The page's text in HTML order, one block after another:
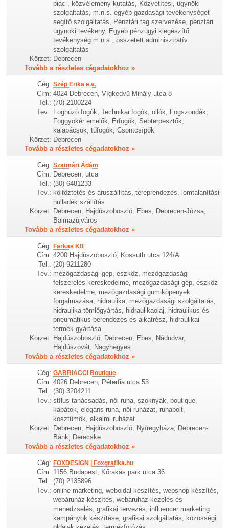
piac-, közvélemény-kutatás, Közvetítési, ügynöki
szolgáltatás, m.n.s. egyéb gazdasági tevékenységet
segítő szolgáltatás, Pénztári tag szervezése, pénztári
ügynöki tevékeny, Egyéb pénzügyi kiegészítő
tevékenység m.n.s., összetett adminisztratív
szolgáltatás
Körzet: Debrecen
Tovább a részletes cégadatokhoz »
Cég: Szép Erika e.v.
Cím: 4024 Debrecen, Vígkedvű Mihály utca 8
Tel.: (70) 2100224
Tev.: Foghúzó fogók, Technikai fogók, ollók, Fogszondák,
Foggyökér emelők, Érfogók, Sebterpesztők,
kalapácsok, tűfogók, Csontcsípők
Körzet: Debrecen
Tovább a részletes cégadatokhoz »
Cég: Szatmári Ádám
Cím: Debrecen, utca
Tel.: (30) 6481233
Tev.: költöztetés és áruszállítás, tereprendezés, lomtalanítási
hulladék szállítás
Körzet: Debrecen, Hajdúszoboszló, Ebes, Debrecen-Józsa,
Balmazújváros
Tovább a részletes cégadatokhoz »
Cég: Farkas Kft
Cím: 4200 Hajdúszoboszló, Kossuth utca 124/A
Tel.: (20) 9211280
Tev.: mezőgazdasági gép, eszköz, mezőgazdasági
felszerelés kereskedelme, mezőgazdasági gép, eszköz
kereskedelme, mezőgazdasági gumiköpenyek
forgalmazása, hidraulika, mezőgazdasági szolgáltatás,
hidraulika tömlőgyártás, hidraulikaolaj, hidraulikus és
pneumatikus berendezés és alkatrész, hidraulikai
termék gyártása
Körzet: Hajdúszoboszló, Debrecen, Ebes, Nádudvar,
Hajdúszovát, Nagyhegyes
Tovább a részletes cégadatokhoz »
Cég: GABRIACCI Boutique
Cím: 4026 Debrecen, Péterfia utca 53
Tel.: (30) 3204211
Tev.: stílus tanácsadás, női ruha, szoknyák, boutique,
kabátok, elegáns ruha, női ruházat, ruhabolt,
kosztümök, alkalmi ruházat
Körzet: Debrecen, Hajdúszoboszló, Nyíregyháza, Debrecen-
Bánk, Derecske
Tovább a részletes cégadatokhoz »
Cég: FOXDESIGN | Foxgrafika.hu
Cím: 1156 Budapest, Kőrakás park utca 36
Tel.: (70) 2135896
Tev.: online marketing, weboldal készítés, webshop készítés,
webáruház készítés, webáruház kezelés és
menedzselés, grafikai tervezés, influencer marketing
kampányok készítése, grafikai szolgáltatás, közösségi